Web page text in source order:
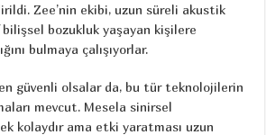
Zee’nin ekibi, uzun süreli akustik
bozukluk yaşayan kişilere
bulmaya çalışıyorlar.
güvenli olsalar da, bu tür teknolojilerin
mevcut. Mesela sinirsel
kolaydır ama etki yaratması uzun